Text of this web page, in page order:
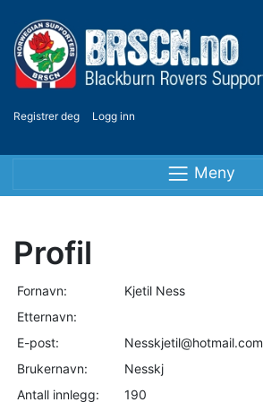
Registrer deg Logg inn
Meny
Profil
Fornavn:
Kjetil Ness
Etternavn:
E-post:
Nesskjetil@hotmail.com
Brukernavn:
Nesskj
Antall innlegg:
190